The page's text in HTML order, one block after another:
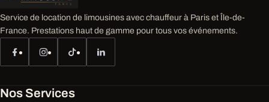
Service de location de limousines avec chauffeur à Paris et Île-de-
France. Prestations haut de gamme pour tous vos événements.
Nos Services